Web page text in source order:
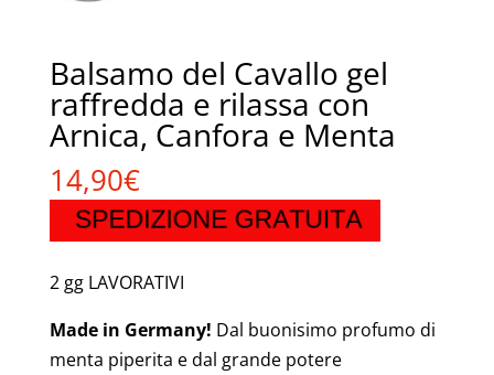
Balsamo del Cavallo gel
raffredda e rilassa con
Arnica, Canfora e Menta
14,90€
2 gg LAVORATIVI
Made in Germany! Dal buonisimo profumo di
menta piperita e dal grande potere